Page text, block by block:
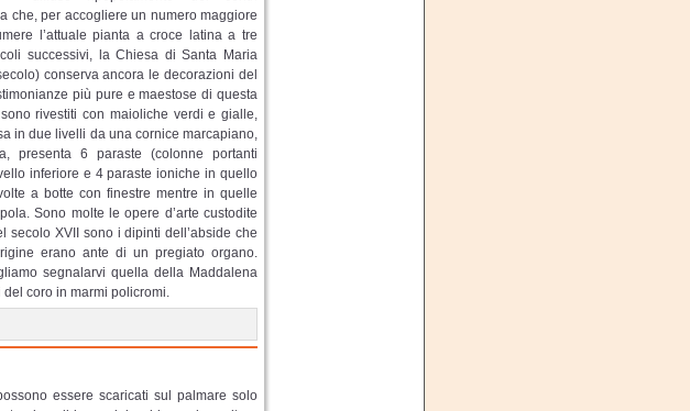
che, per accogliere un numero maggiore
l’attuale pianta a croce latina a tre
successivi, la Chiesa di Santa Maria
conserva ancora le decorazioni del
più pure e maestose di questa
rivestiti con maioliche verdi e gialle,
in due livelli da una cornice marcapiano,
presenta 6 paraste (colonne portanti
inferiore e 4 paraste ioniche in quello
a botte con finestre mentre in quelle
Sono molte le opere d’arte custodite
secolo XVII sono i dipinti dell’abside che
erano ante di un pregiato organo.
segnalarvi quella della Maddalena
coro in marmi policromi.
essere scaricati sul palmare solo